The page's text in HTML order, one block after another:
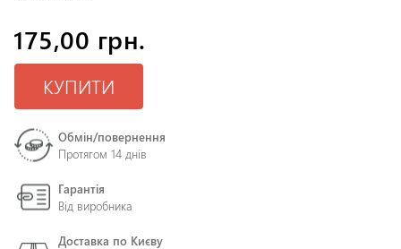
175,00 грн.
КУПИТИ
Обмін/повернення
Протягом 14 днів
Гарантія
Від виробника
Доставка по Києву